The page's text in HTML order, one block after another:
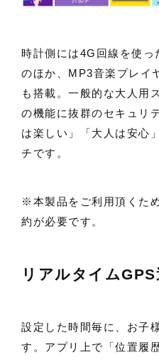
時計側には4G回線を使
のほか、MP3音楽プレイ
も搭載。一般的な大人用
の機能に抜群のセキュリ
は楽しい」「大人は安心
チです。
※本製品をご利用頂くた
約が必要です。
リアルタイムGPS
設定した時間毎に、お子
す。アプリ上で「位置履